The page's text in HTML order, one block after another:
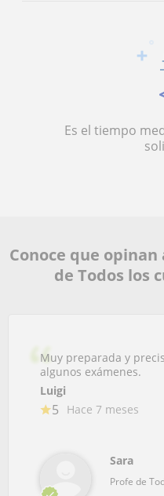
Es el tiempo
Conoce que
de Todos los
Muy preparada y
algunos exámenes.
Luigi
5 Hace 7 meses
Sara
Profe de